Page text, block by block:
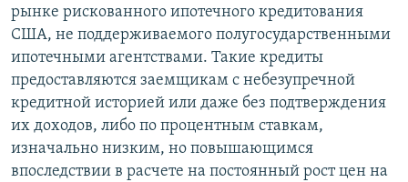
рынке рискованного ипотечного кредитования
США, не поддерживаемого полугосударственными
ипотечными агентствами. Такие кредиты
предоставляются заемщикам с небезупречной
кредитной историей или даже без подтверждения
их доходов, либо по процентным ставкам,
изначально низким, но повышающимся
впоследствии в расчете на постоянный рост цен на